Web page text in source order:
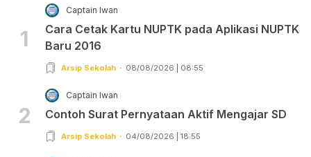
1
Captain Iwan
Cara Cetak Kartu NUPTK pada Aplikasi NUPTK
Baru 2016
Arsip Sekolah 08/08/2026 | 08:55
2
Captain Iwan
Contoh Surat Pernyataan Aktif Mengajar SD
Arsip Sekolah 04/08/2026 | 18:55